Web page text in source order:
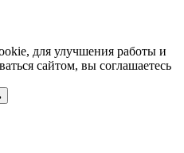
, для улучшения работы и
сайтом, вы соглашаетесь